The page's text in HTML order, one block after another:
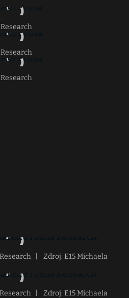
Zdroj: E15 Michaela
Zdroj: E15 Michaela